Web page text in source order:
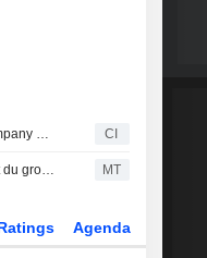
Beijing New Building Materials Public Limited Company annonce le versement de son dividende final au titre de l'exercice 2025 sur ses actions A, payable le 12 juin 2026 CI
Beijing New Building Materials : le résultat net part du groupe recule de 4,6% au premier trimestre MT
Agenda